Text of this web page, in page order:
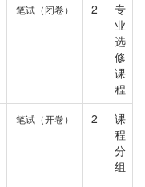
笔试（闭卷） 2
专
业
选
修
课
程
笔试（开卷） 2
课
程
分
组